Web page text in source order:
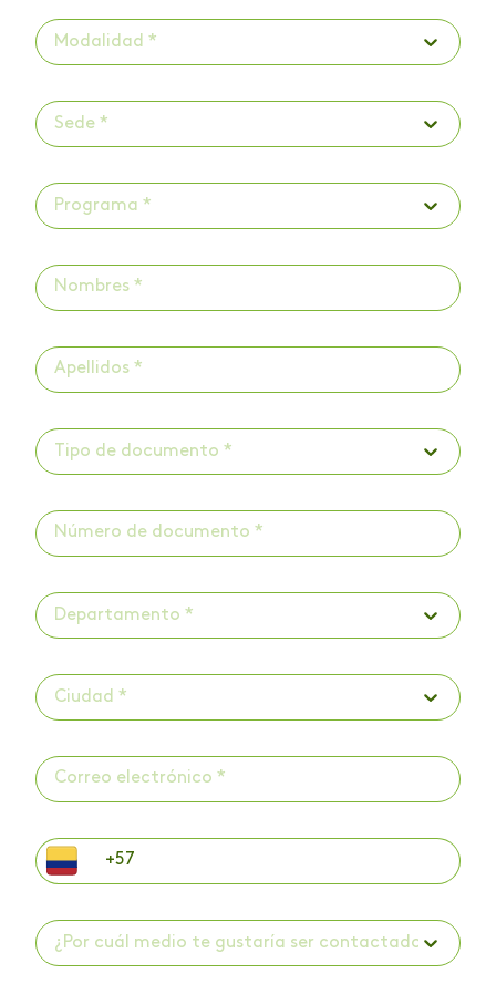
Modalidad *
Sede *
Programa *
Tipo de documento *
Departamento *
Ciudad *
¿Por cuál medio te gustaría ser contactado? *